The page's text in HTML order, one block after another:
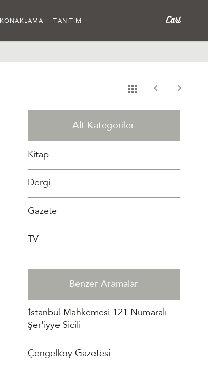
KONAKLAMA TANITIM
Alt Kategoriler
Kitap
Dergi
Gazete
TV
Benzer Aramalar
İstanbul Mahkemesi 121 Numaralı
Şer'iyye Sicili
Çengelköy Gazetesi